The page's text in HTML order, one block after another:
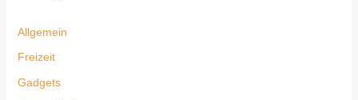
Allgemein
Freizeit
Gadgets